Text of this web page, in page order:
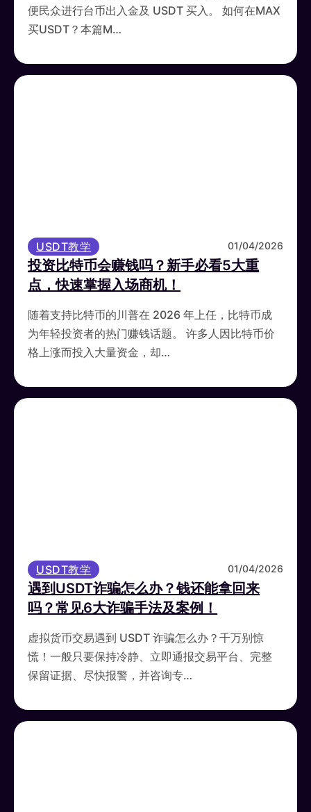
便民众进行台币出入金及 USDT 买入。 如何在MAX
买USDT？本篇M…
USDT教学 01/04/2026
投资比特币会赚钱吗？新手必看5大重
点，快速掌握入场商机！
随着支持比特币的川普在 2026 年上任，比特币成
为年轻投资者的热门赚钱话题。 许多人因比特币价
格上涨而投入大量资金，却…
USDT教学 01/04/2026
遇到USDT诈骗怎么办？钱还能拿回来
吗？常见6大诈骗手法及案例！
虚拟货币交易遇到 USDT 诈骗怎么办？千万别惊
慌！一般只要保持冷静、立即通报交易平台、完整
保留证据、尽快报警，并咨询专…